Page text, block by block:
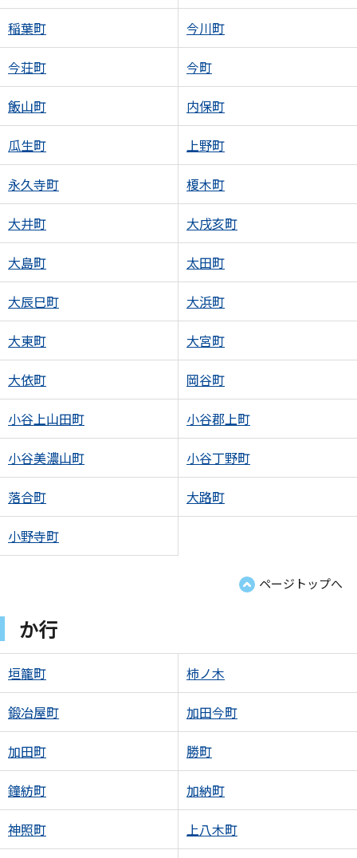
稲葉町 今川町
今荘町 今町
飯山町 内保町
瓜生町 上野町
永久寺町 榎木町
大井町 大戌亥町
大島町 太田町
大辰巳町 大浜町
大東町 大宮町
大依町 岡谷町
小谷上山田町 小谷郡上町
小谷美濃山町 小谷丁野町
落合町 大路町
小野寺町
ページトップへ
か行
垣籠町 柿ノ木
鍛冶屋町 加田今町
加田町 勝町
鐘紡町 加納町
神照町 上八木町